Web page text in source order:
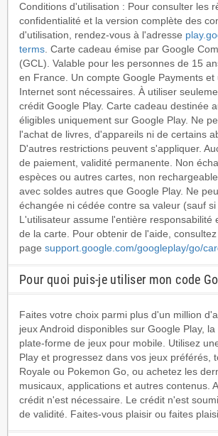
Conditions d'utilisation : Pour consulter les
confidentialité et la version complète des
d'utilisation, rendez-vous à l'adresse
terms . Carte cadeau émise par Google
(GCL). Valable pour les personnes de 15
en France. Un compte Google Payments et
Internet sont nécessaires. À utiliser
crédit Google Play. Carte cadeau destinée
éligibles uniquement sur Google Play. Ne
l'achat de livres, d'appareils ni de certains
D'autres restrictions peuvent s'appliquer.
de paiement, validité permanente. Non
espèces ou autres cartes, non
avec soldes autres que Google Play. Ne
échangée ni cédée contre sa valeur (sauf si
L'utilisateur assume l'entière responsabilité
de la carte. Pour obtenir de l'aide, consultez
page support.google.com/googleplay/go/
Pour quoi puis-je utiliser mon code
Faites votre choix parmi plus d'un million
jeux Android disponibles sur Google Play,
plate-forme de jeux pour mobile. Utilisez
Play et progressez dans vos jeux préférés,
Royale ou Pokemon Go, ou achetez les
musicaux, applications et autres contenus.
crédit n'est nécessaire. Le crédit n'est
de validité. Faites-vous plaisir ou faites